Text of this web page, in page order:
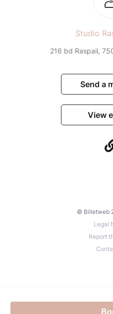
Studio
216 bd Raspail,
Send a
View
© Billetweb
Legal
Report